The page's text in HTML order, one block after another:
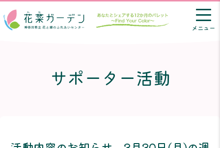
メニュー
サポーター活動